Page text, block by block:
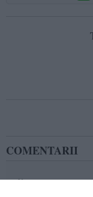
COMENTARII
Nume